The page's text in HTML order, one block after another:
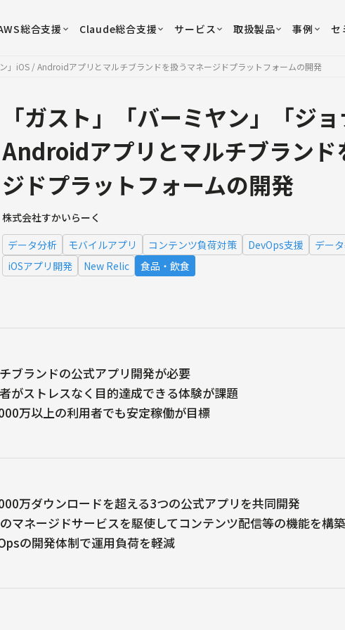
総合支援 Claude総合支援 サービス 取扱製品 事例 セ
」iOS / Androidアプリとマルチブランドを扱うマネージドプラットフォームの開発
「ガスト」「バーミヤン」「ジ
Androidアプリとマルチブランド
ジドプラットフォームの開発
株式会社すかいらーく
データ分析
モバイルアプリ コンテンツ負荷対策 DevOps支援
デー
iOSアプリ開発
New Relic 食品・飲食
ブランドの公式アプリ開発が必要
がストレスなく目的達成できる体験が課題
万以上の利用者でも安定稼働が目標
万ダウンロードを超える3つの公式アプリを共同開発
マネージドサービスを駆使してコンテンツ配信等の機能を構築
の開発体制で運用負荷を軽減